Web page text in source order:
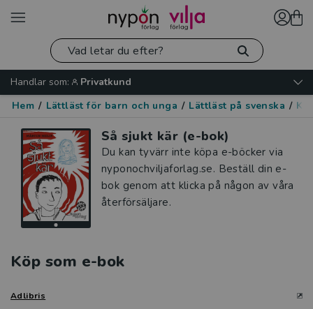
Handlar som:
Privatkund
Hem / Lättläst för barn och unga / Lättläst på svenska /
Så sjukt kär (e-bok)
Du kan tyvärr inte köpa e-böcker via
nyponochviljaforlag.se. Beställ din e-
bok genom att klicka på någon av våra
återförsäljare.
Köp som e-bok
Adlibris